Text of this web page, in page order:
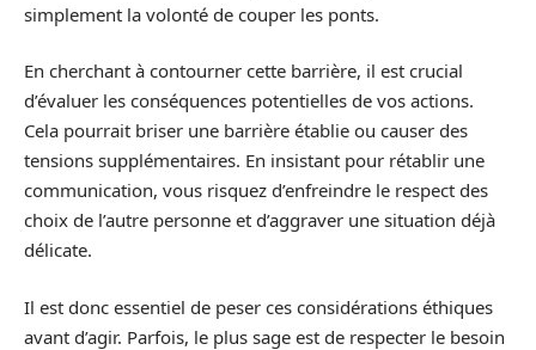
simplement la volonté de couper les ponts.
En cherchant à contourner cette barrière, il est crucial
d’évaluer les conséquences potentielles de vos actions.
Cela pourrait briser une barrière établie ou causer des
tensions supplémentaires. En insistant pour rétablir une
communication, vous risquez d’enfreindre le respect des
choix de l’autre personne et d’aggraver une situation déjà
délicate.
Il est donc essentiel de peser ces considérations éthiques
avant d’agir. Parfois, le plus sage est de respecter le besoin